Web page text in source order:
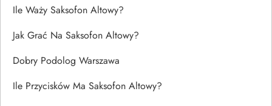
Ile Waży Saksofon Altowy?
Jak Grać Na Saksofon Altowy?
Dobry Podolog Warszawa
Ile Przycisków Ma Saksofon Altowy?